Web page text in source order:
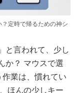
？定時で帰るための神シ
と言われて、少し
か？ マウスで選
業は、慣れてい
ほんの少しキー